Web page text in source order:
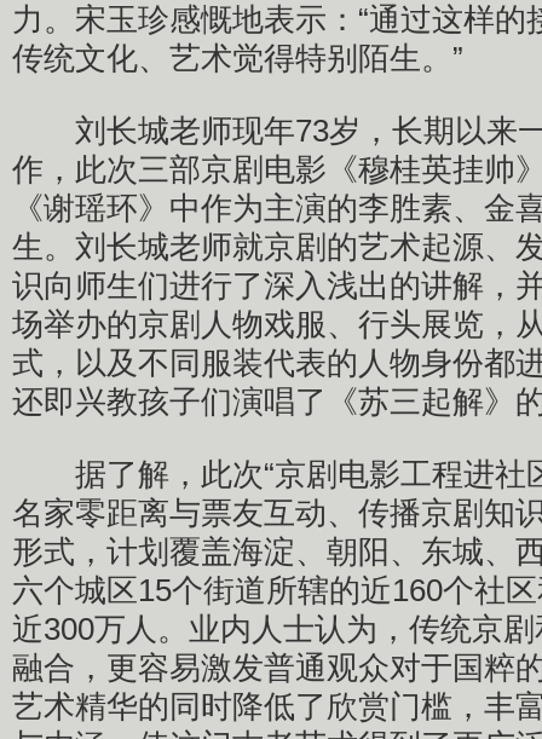
力。宋玉珍感慨地表示：“通过这样
传统文化、艺术觉得特别陌生。”
刘长城老师现年73岁，长期以来
作，此次三部京剧电影《穆桂英挂帅
《谢瑶环》中作为主演的李胜素、金
生。刘长城老师就京剧的艺术起源、
识向师生们进行了深入浅出的讲解，
场举办的京剧人物戏服、行头展览，
式，以及不同服装代表的人物身份都
还即兴教孩子们演唱了《苏三起解》
据了解，此次“京剧电影工程进社
名家零距离与票友互动、传播京剧知
形式，计划覆盖海淀、朝阳、东城、
六个城区15个街道所辖的近160个社
近300万人。业内人士认为，传统京
融合，更容易激发普通观众对于国粹
艺术精华的同时降低了欣赏门槛，丰